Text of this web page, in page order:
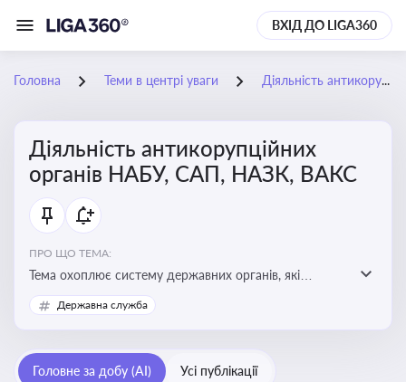
ВХІД ДО LIGA360
Головна Теми в центрі уваги Діяльність антикорупційних органів НАБУ, САП, НАЗК, ВАКС
Діяльність антикорупційних
органів НАБУ, САП, НАЗК, ВАКС
ПРО ЩО ТЕМА:
Тема охоплює систему державних органів, які
здійснюють запобігання, виявлення та розслідування
корупційних правопорушень, що є ключовим
у державному управлінні та бізнесі
Державна служба
Головне за добу (AI) Усі публікації